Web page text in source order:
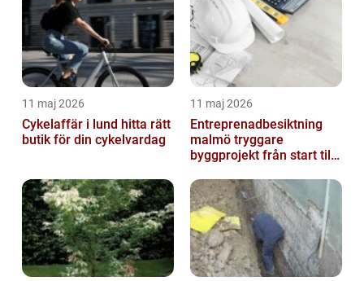
11 maj 2026
Cykelaffär i lund hitta rätt
butik för din cykelvardag
11 maj 2026
Entreprenadbesiktning
malmö tryggare
byggprojekt från start till